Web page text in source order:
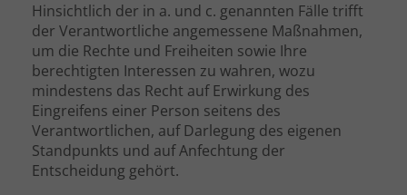
Hinsichtlich der in a. und c. genannten Fälle trifft
der Verantwortliche angemessene Maßnahmen,
um die Rechte und Freiheiten sowie Ihre
berechtigten Interessen zu wahren, wozu
mindestens das Recht auf Erwirkung des
Eingreifens einer Person seitens des
Verantwortlichen, auf Darlegung des eigenen
Standpunkts und auf Anfechtung der
Entscheidung gehört.